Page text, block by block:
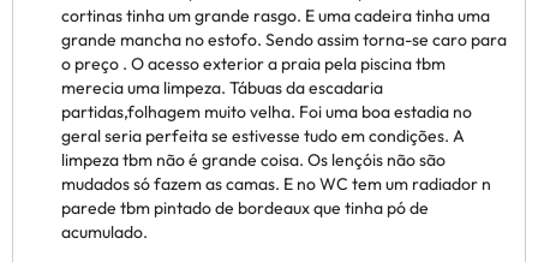
cortinas tinha um grande rasgo. E uma cadeira tinha uma
grande mancha no estofo. Sendo assim torna-se caro para
o preço . O acesso exterior a praia pela piscina tbm
merecia uma limpeza. Tábuas da escadaria
partidas,folhagem muito velha. Foi uma boa estadia no
geral seria perfeita se estivesse tudo em condições. A
limpeza tbm não é grande coisa. Os lençóis não são
mudados só fazem as camas. E no WC tem um radiador n
parede tbm pintado de bordeaux que tinha pó de
acumulado.